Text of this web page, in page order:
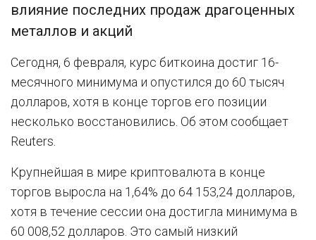
влияние последних продаж драгоценных
металлов и акций
Сегодня, 6 февраля, курс биткоина достиг 16-
месячного минимума и опустился до 60 тысяч
долларов, хотя в конце торгов его позиции
несколько восстановились. Об этом сообщает
Reuters.
Крупнейшая в мире криптовалюта в конце
торгов выросла на 1,64% до 64 153,24 долларов,
хотя в течение сессии она достигла минимума в
60 008,52 долларов. Это самый низкий